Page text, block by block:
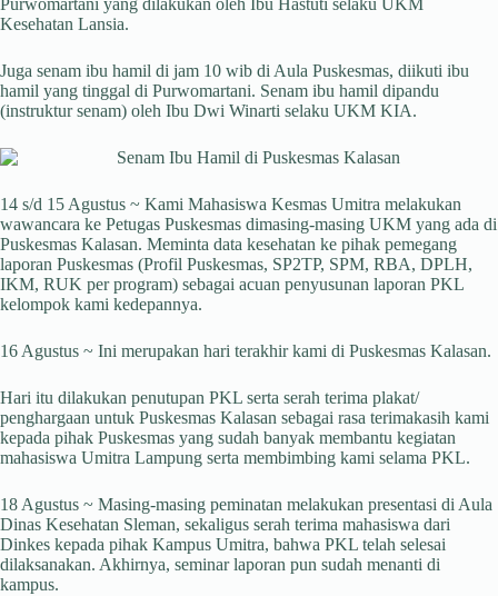
Purwomartani yang dilakukan oleh Ibu Hastuti selaku UKM
Kesehatan Lansia.
Juga senam ibu hamil di jam 10 wib di Aula Puskesmas, diikuti ibu
hamil yang tinggal di Purwomartani. Senam ibu hamil dipandu
(instruktur senam) oleh Ibu Dwi Winarti selaku UKM KIA.
14 s/d 15 Agustus ~ Kami Mahasiswa Kesmas Umitra melakukan
wawancara ke Petugas Puskesmas dimasing-masing UKM yang ada di
Puskesmas Kalasan. Meminta data kesehatan ke pihak pemegang
laporan Puskesmas (Profil Puskesmas, SP2TP, SPM, RBA, DPLH,
IKM, RUK per program) sebagai acuan penyusunan laporan PKL
kelompok kami kedepannya.
16 Agustus ~ Ini merupakan hari terakhir kami di Puskesmas Kalasan.
Hari itu dilakukan penutupan PKL serta serah terima plakat/
penghargaan untuk Puskesmas Kalasan sebagai rasa terimakasih kami
kepada pihak Puskesmas yang sudah banyak membantu kegiatan
mahasiswa Umitra Lampung serta membimbing kami selama PKL.
18 Agustus ~ Masing-masing peminatan melakukan presentasi di Aula
Dinas Kesehatan Sleman, sekaligus serah terima mahasiswa dari
Dinkes kepada pihak Kampus Umitra, bahwa PKL telah selesai
dilaksanakan. Akhirnya, seminar laporan pun sudah menanti di
kampus.